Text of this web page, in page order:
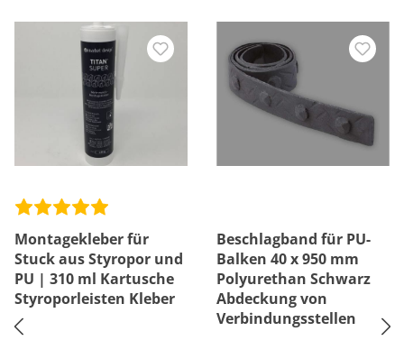
Montagekleber für
Stuck aus Styropor und
PU | 310 ml Kartusche
Styroporleisten Kleber
Beschlagband für PU-
Balken 40 x 950 mm
Polyurethan Schwarz
Abdeckung von
Verbindungsstellen